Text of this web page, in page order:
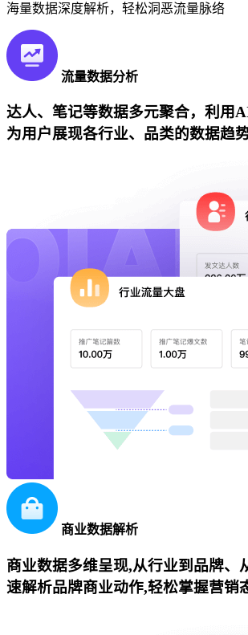
海量数据深度解析，轻松洞恶流量脉络
流量数据分析
达人、笔记等数据多元聚合，利用
为用户展现各行业、品类的数据趋势
商业数据解析
商业数据多维呈现,从行业到品牌、
速解析品牌商业动作,轻松掌握营销